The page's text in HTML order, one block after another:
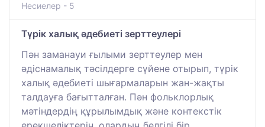
Несиелер - 5
Түрік халық әдебиеті зерттеулері
Пән заманауи ғылыми зерттеулер мен
әдіснамалық тәсілдерге сүйене отырып, түрік
халық әдебиеті шығармаларын жан-жақты
талдауға бағытталған. Пән фольклорлық
мәтіндердің құрылымдық және контекстік